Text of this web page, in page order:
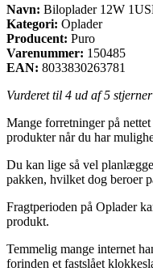
Navn: Biloplader 12W
Kategori: Oplader
Producent: Puro
Varenummer: 150485
EAN: 8033830263781
Vurderet til 4 ud af 5
Mange forretninger på
produkter når du har
Du kan lige så vel
pakken, hvilket dog beroer
Fragtperioden på Oplader
produkt.
Temmelig mange internet
forinden et fastslået